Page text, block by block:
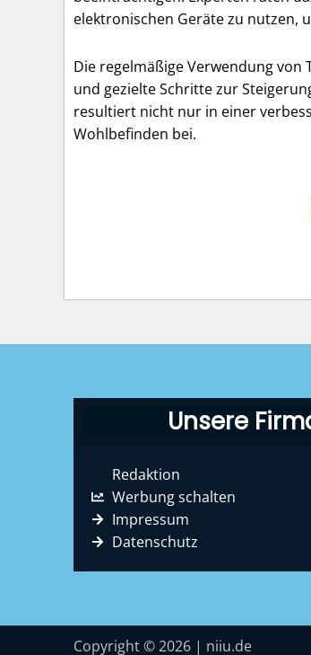
elektronischen Geräte zu nutzen,
Die regelmäßige Verwendung
und gezielte Schritte zur
resultiert nicht nur in einer
Wohlbefinden bei.
Unsere
Redaktion
Werbung schalten
Impressum
Datenschutz
Copyright © 2026 | niiu.de